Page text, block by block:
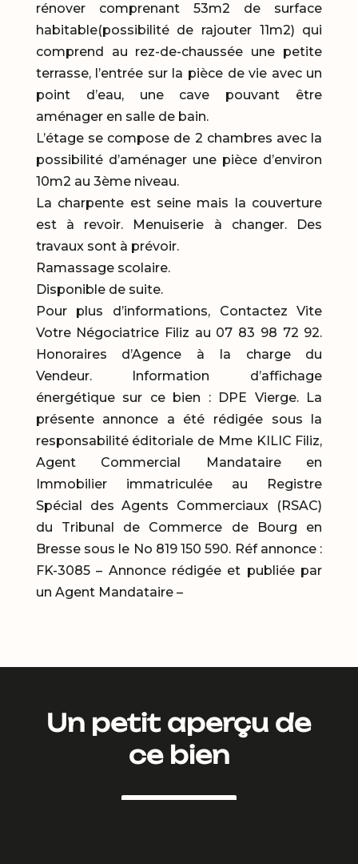
rénover comprenant 53m2 de surface
habitable(possibilité de rajouter 11m2) qui
comprend au rez-de-chaussée une petite
terrasse, l’entrée sur la pièce de vie avec un
point d’eau, une cave pouvant être
aménager en salle de bain.
L’étage se compose de 2 chambres avec la
possibilité d’aménager une pièce d’environ
10m2 au 3ème niveau.
La charpente est seine mais la couverture
est à revoir. Menuiserie à changer. Des
travaux sont à prévoir.
Ramassage scolaire.
Disponible de suite.
Pour plus d’informations, Contactez Vite
Votre Négociatrice Filiz au 07 83 98 72 92.
Honoraires d’Agence à la charge du
Vendeur. Information d’affichage
énergétique sur ce bien : DPE Vierge. La
présente annonce a été rédigée sous la
responsabilité éditoriale de Mme KILIC Filiz,
Agent Commercial Mandataire en
Immobilier immatriculée au Registre
Spécial des Agents Commerciaux (RSAC)
du Tribunal de Commerce de Bourg en
Bresse sous le No 819 150 590. Réf annonce :
FK-3085 – Annonce rédigée et publiée par
un Agent Mandataire –
Un petit aperçu de
ce bien